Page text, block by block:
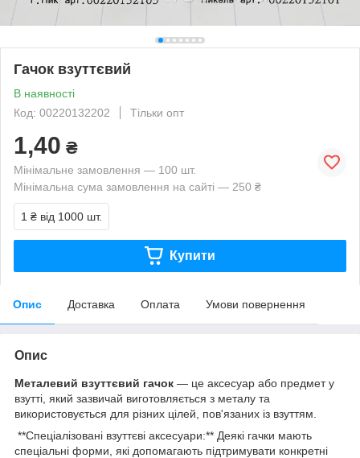
Гачок взуттєвий
В наявності
Код: 00220132202
Тільки опт
1,40 ₴
Мінімальне замовлення — 100 шт.
Мінімальна сума замовлення на сайті — 250 ₴
1 ₴ від 1000 шт.
Купити
Опис Доставка Оплата Умови повернення
Опис
Металевий взуттєвий гачок — це аксесуар або предмет у
взутті, який зазвичай виготовляється з металу та
використовується для різних цілей, пов'язаних із взуттям.
**Спеціалізовані взуттєві аксесуари:** Деякі гачки мають
спеціальні форми, які допомагають підтримувати конкретні